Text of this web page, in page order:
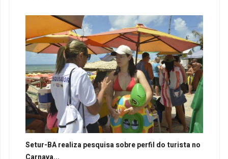
Setur-BA realiza pesquisa sobre perfil do turista no